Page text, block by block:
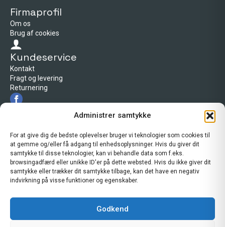
Administrer samtykke
For at give dig de bedste oplevelser bruger vi teknologier som cookies til
at gemme og/eller få adgang til enhedsoplysninger. Hvis du giver dit
samtykke til disse teknologier, kan vi behandle data som f.eks.
browsingadfærd eller unikke ID'er på dette websted. Hvis du ikke giver dit
samtykke eller trækker dit samtykke tilbage, kan det have en negativ
indvirkning på visse funktioner og egenskaber.
Godkend
Firmaprofil
Om os
Brug af cookies
Kundeservice
Kontakt
Fragt og levering
Returnering
Tarp byvej 66
6715 Esbjerg N
Telefon: 30 20 51 29
kontakt@crosscenteresbjerg.dk
Åbningstider i butikken
Onsdag:
08:00 - 16:00
08:00 - 17:30
Fredag:
08:00 - 17:00